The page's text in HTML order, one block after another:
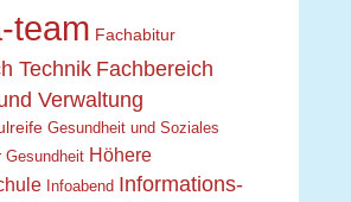
team Fachabitur
Technik Fachbereich
Verwaltung
Gesundheit und Soziales
Gesundheit Höhere
Infoabend Informations-